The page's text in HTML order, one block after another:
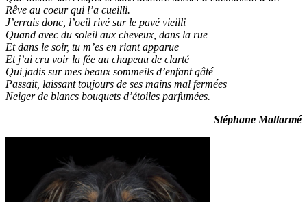
Rêve au coeur qui l’a cueilli.
J’errais donc, l’oeil rivé sur le pavé vieilli
Quand avec du soleil aux cheveux, dans la rue
Et dans le soir, tu m’es en riant apparue
Et j’ai cru voir la fée au chapeau de clarté
Qui jadis sur mes beaux sommeils d’enfant gâté
Passait, laissant toujours de ses mains mal fermées
Neiger de blancs bouquets d’étoiles parfumées.
Stéphane Mallarmé